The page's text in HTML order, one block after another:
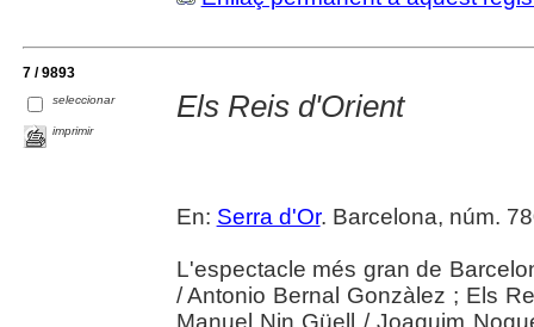
7 / 9893
seleccionar
imprimir
Els Reis d'Orient
En: Serra d'Or. Barcelona, núm.
L'espectacle més gran de
/ Antonio Bernal Gonzàlez ; Els
Manuel Nin Güell / Joaquim